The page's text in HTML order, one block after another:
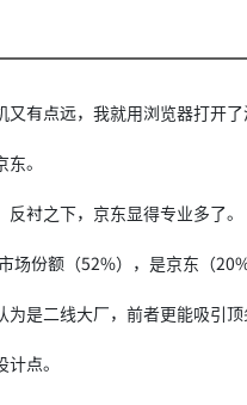
有点远，我就用浏览器打开了
。
衬之下，京东显得专业多了。
份额（52%），是京东（
是二线大厂，前者更能吸引顶
点。